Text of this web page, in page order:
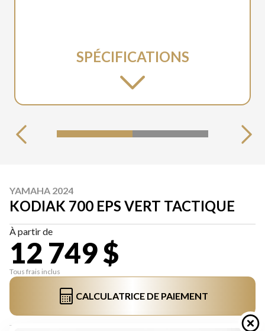
SPÉCIFICATIONS
YAMAHA 2024
KODIAK 700 EPS VERT TACTIQUE
À partir de
12 749 $
Tous frais inclus
CALCULATRICE DE PAIEMENT